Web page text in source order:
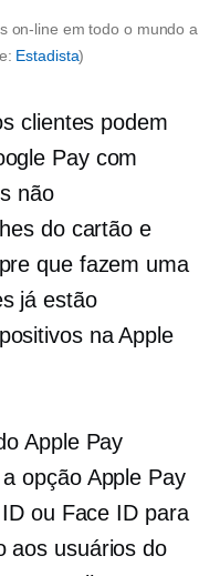
on-line em todo o mundo a
Estadista)
clientes podem
Pay com
não
do cartão e
que fazem uma
já estão
na Apple
Apple Pay
opção Apple Pay
ou Face ID para
aos usuários do